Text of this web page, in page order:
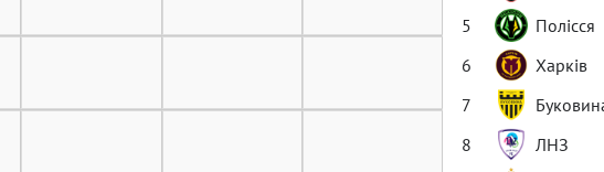
5
Полісся
6
Харків
7
8
ЛНЗ